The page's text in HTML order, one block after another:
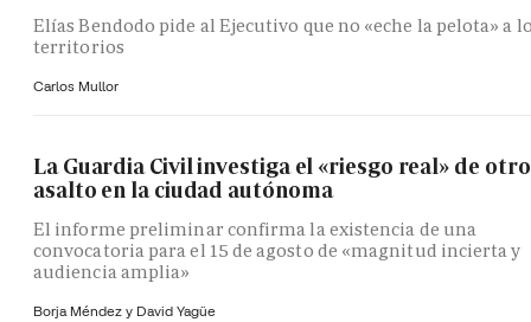
Elías Bendodo pide al Ejecutivo que no «eche la pelota» a
territorios
Carlos Mullor
La Guardia Civil investiga el «riesgo real» de otro
asalto en la ciudad autónoma
El informe preliminar confirma la existencia de una
convocatoria para el 15 de agosto de «magnitud incierta y
audiencia amplia»
Borja Méndez y David Yagüe